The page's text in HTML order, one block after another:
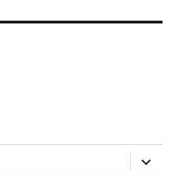
öffnen